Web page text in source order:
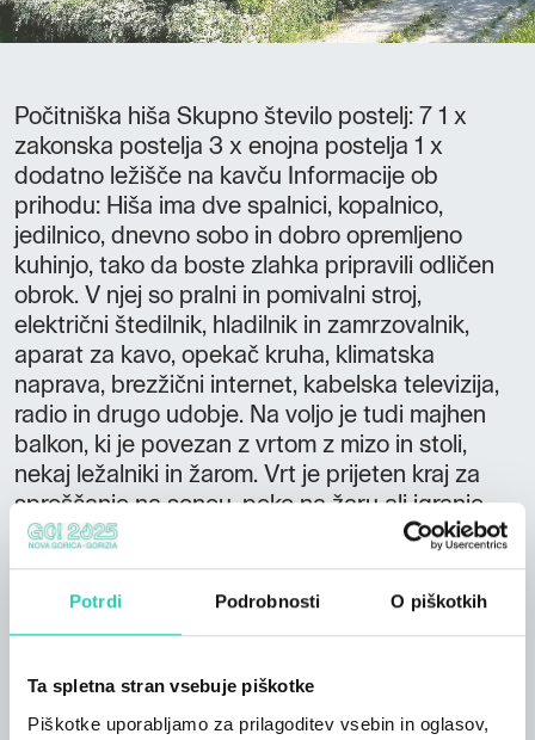
Potrdi Podrobnosti O piškotkih
Ta spletna stran vsebuje piškotke
Piškotke uporabljamo za prilagoditev vsebin in oglasov,
Počitniška hiša Skupno število postelj: 7 1 x
zakonska postelja 3 x enojna postelja 1 x
dodatno ležišče na kavču Informacije ob
prihodu: Hiša ima dve spalnici, kopalnico,
jedilnico, dnevno sobo in dobro opremljeno
kuhinjo, tako da boste zlahka pripravili odličen
obrok. V njej so pralni in pomivalni stroj,
električni štedilnik, hladilnik in zamrzovalnik,
aparat za kavo, opekač kruha, klimatska
naprava, brezžični internet, kabelska televizija,
radio in drugo udobje. Na voljo je tudi majhen
balkon, ki je povezan z vrtom z mizo in stoli,
nekaj ležalniki in žarom. Vrt je prijeten kraj za
sproščanje na soncu, peko na žaru ali igranje
različnih iger, kot je rusko kegljanje - vse, kar
potrebujete za to igro, boste našli v hiši. Poleg
tega hiša zvečer ponuja čudovite sončne